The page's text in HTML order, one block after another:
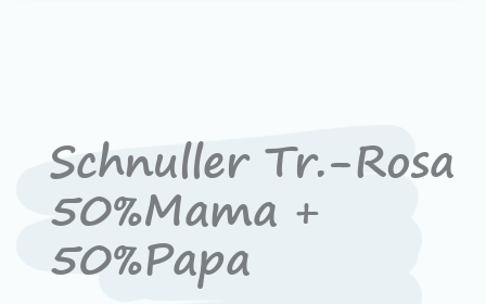
Schnuller Tr.-Rosa
50%Mama +
50%Papa